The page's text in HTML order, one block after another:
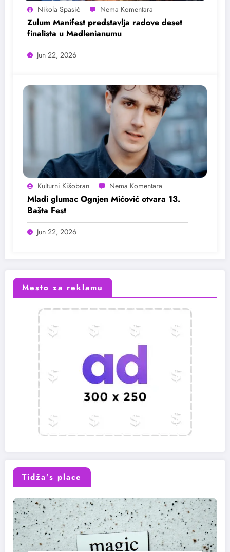
Nikola Spasić
Zulum Manifest predstavlja radove deset
finalista u Madlenianumu
Jun 22, 2026
Kulturni Kišobran
Mladi glumac Ognjen Mićović otvara 13.
Bašta Fest
Jun 22, 2026
Mesto za reklamu
Tidža’s place